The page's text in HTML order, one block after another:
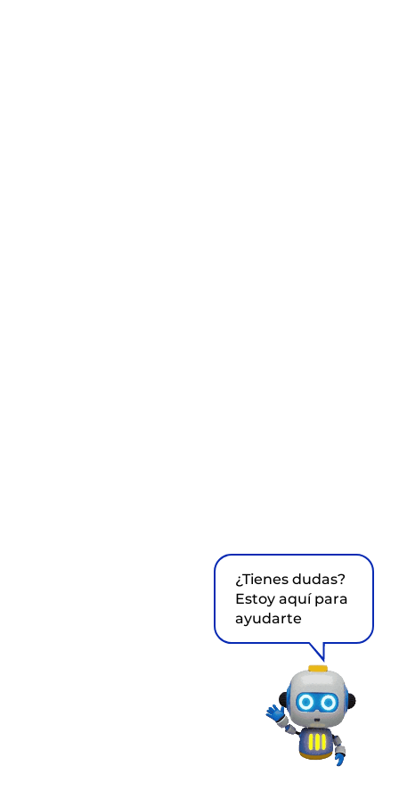
¿Tienes dudas?
Estoy aquí para
ayudarte